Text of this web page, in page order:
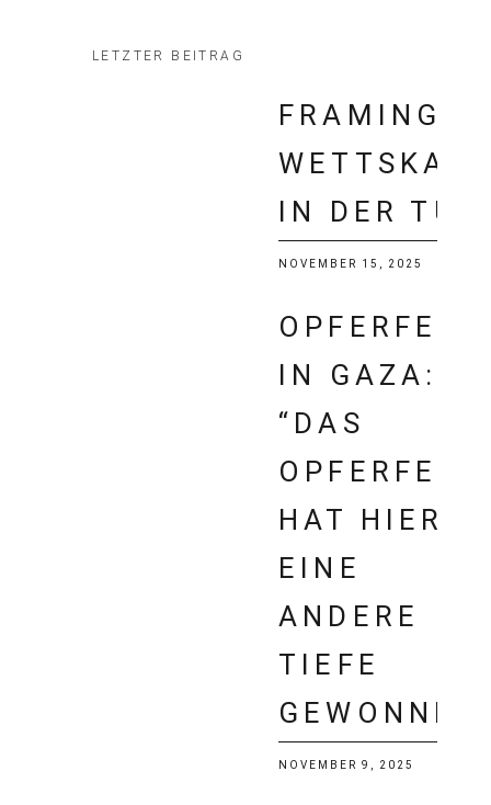
LETZTER BEITRAG
FRAMING
IN DER
NOVEMBER 15, 2025
OPFERFEST
IN GAZA:
“DAS
OPFERFEST
HAT HIER
EINE
ANDERE
TIEFE
NOVEMBER 9, 2025